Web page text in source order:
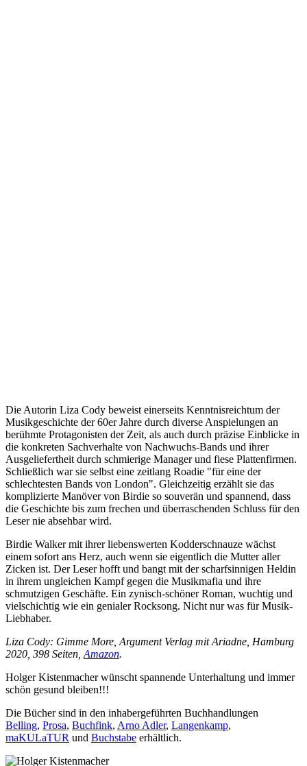
Die Autorin Liza Cody beweist einerseits Kenntnisreichtum der
Musikgeschichte der 60er Jahre durch diverse Anspielungen an
berühmte Protagonisten der Zeit, als auch durch präzise Einblicke in
die konkreten Sachverhalte von Nachwuchs-Bands und ihrer
Ausgeliefertheit durch schmierige Manager und fiese Plattenfirmen.
Schließlich war sie selbst eine zeitlang Roadie "für eine der
schlechtesten Bands von London". Gleichzeitig erzählt sie das
komplizierte Manöver von Birdie so souverän und spannend, dass
die Geschichte bis zum frechen und überraschenden Schluss für den
Leser nie absehbar wird.
Birdie Walker mit ihrer liebenswerten Kodderschnauze wächst
einem sofort ans Herz, auch wenn sie eigentlich die Mutter aller
Zicken ist. Der Leser hofft und bangt mit der scharfsinnigen Heldin
in ihrem ungleichen Kampf gegen die Musikmafia und ihre
schmutzigen Geschäfte. Ein zynisch-schöner Roman, wuchtig und
vielschichtig wie ein genialer Rocksong. Nicht nur was für Musik-
Liebhaber.
Liza Cody: Gimme More, Argument Verlag mit Ariadne, Hamburg
2020, 398 Seiten, Amazon.
Holger Kistenmacher wünscht spannende Unterhaltung und immer
schön gesund bleiben!!!
Die Bücher sind in den inhabergeführten Buchhandlungen
Belling, Prosa, Buchfink, Arno Adler, Langenkamp,
maKULaTUR und Buchstabe erhältlich.